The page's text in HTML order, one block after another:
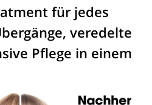
für jedes
veredelte
Pflege in einem